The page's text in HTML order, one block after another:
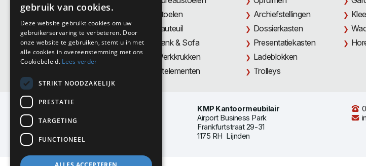
Zit-Sta bureaus
Directiemeubilair
Akoestiek & Privacy
Tafels
Stoelen
Fauteuil
Bank & Sofa
Werkkrukken
Zitelementen
Archiefstellingen
Dossierkasten
Presentatiekasten
Ladeblokken
Trolleys
KMP Kantoormeubilair
Airport Business Park
Frankfurtstraat 29-31
1175 RH Lijnden
gebruik van cookies.
Deze website gebruikt cookies om uw
gebruikerservaring te verbeteren. Door
onze website te gebruiken, stemt u in met
alle cookies in overeenstemming met ons
Cookiebeleid. Lees verder
STRIKT NOODZAKELIJK
PRESTATIE
TARGETING
FUNCTIONEEL